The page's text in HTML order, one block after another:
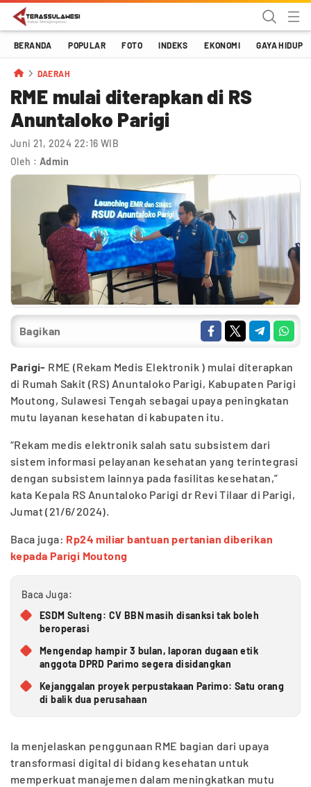
Terassulawesi
Kabar Menginspirasi
BERANDA POPULAR FOTO INDEKS EKONOMI GAYA HIDUP
DAERAH
RME mulai diterapkan di RS
Anuntaloko Parigi
Juni 21, 2024 22:16 WIB
Oleh : Admin
Bagikan
Parigi- RME (Rekam Medis Elektronik ) mulai diterapkan
di Rumah Sakit (RS) Anuntaloko Parigi, Kabupaten Parigi
Moutong, Sulawesi Tengah sebagai upaya peningkatan
mutu layanan kesehatan di kabupaten itu.
“Rekam medis elektronik salah satu subsistem dari
sistem informasi pelayanan kesehatan yang terintegrasi
dengan subsistem lainnya pada fasilitas kesehatan,”
kata Kepala RS Anuntaloko Parigi dr Revi Tilaar di Parigi,
Jumat (21/6/2024).
Baca juga: Rp24 miliar bantuan pertanian diberikan
kepada Parigi Moutong
Baca Juga:
ESDM Sulteng: CV BBN masih disanksi tak boleh
beroperasi
Mengendap hampir 3 bulan, laporan dugaan etik
anggota DPRD Parimo segera disidangkan
Kejanggalan proyek perpustakaan Parimo: Satu orang
di balik dua perusahaan
Ia menjelaskan penggunaan RME bagian dari upaya
transformasi digital di bidang kesehatan untuk
memperkuat manajemen dalam meningkatkan mutu